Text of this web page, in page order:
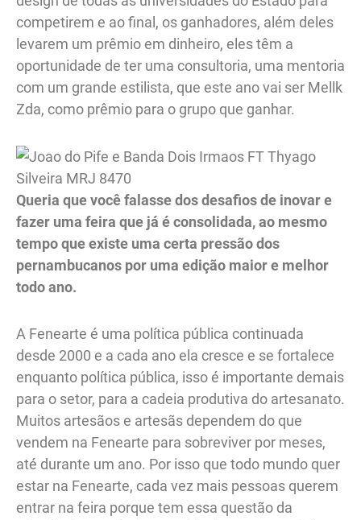
competirem e ao final, os ganhadores, além deles
levarem um prêmio em dinheiro, eles têm a
oportunidade de ter uma consultoria, uma mentoria
com um grande estilista, que este ano vai ser Mellk
Zda, como prêmio para o grupo que ganhar.
Queria que você falasse dos desafios de inovar e
fazer uma feira que já é consolidada, ao mesmo
tempo que existe uma certa pressão dos
pernambucanos por uma edição maior e melhor
todo ano.
A Fenearte é uma política pública continuada
desde 2000 e a cada ano ela cresce e se fortalece
enquanto política pública, isso é importante demais
para o setor, para a cadeia produtiva do artesanato.
Muitos artesãos e artesãs dependem do que
vendem na Fenearte para sobreviver por meses,
até durante um ano. Por isso que todo mundo quer
estar na Fenearte, cada vez mais pessoas querem
entrar na feira porque tem essa questão da